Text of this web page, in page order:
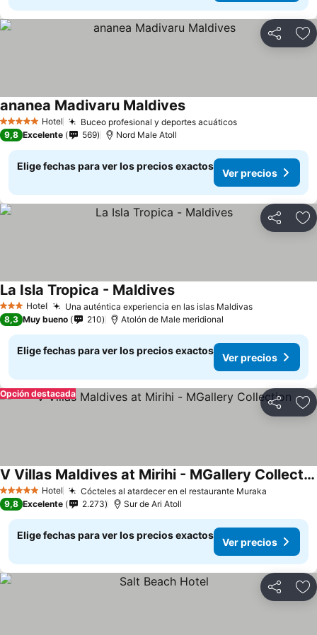
Compartir
5 Estrellas Hotel Buceo profesional y deportes acuáticos
ananea Madivaru Maldives
9,8 Excelente 569 Nord Male Atoll
Elige fechas para ver los precios exactos
Ver precios
Compartir
3 Estrellas
Hotel Una auténtica experiencia en las islas Maldivas
La Isla Tropica - Maldives
8,3 Muy bueno 210 Atolón de Male meridional
Elige fechas para ver los precios exactos
Ver precios
Compartir
Opción destacada
5 Estrellas Hotel Cócteles al atardecer en el restaurante Muraka
V Villas Maldives at Mirihi - MGallery Collection
9,8 Excelente 2.273 Sur de Ari Atoll
Elige fechas para ver los precios exactos
Ver precios
Compartir